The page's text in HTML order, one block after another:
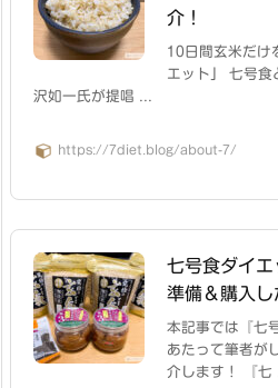
介！
10日間玄米だけ
エット」 七号食
沢如一氏が提唱 ...
https://7diet.blog/about-7/
七号食ダイ
準備＆購入し
本記事では『七
あたって筆者が
介します！ 『七